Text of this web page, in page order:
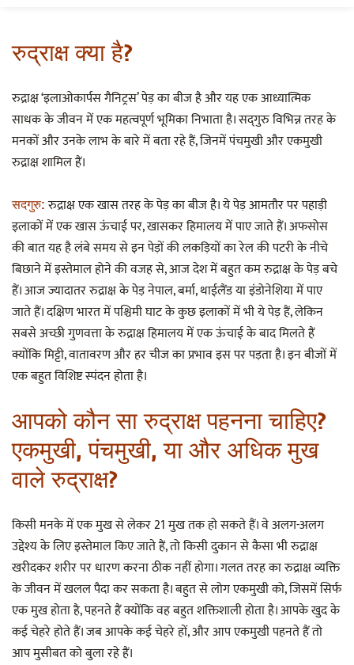
रुद्राक्ष क्या है?
रुद्राक्ष ‘इलाओकार्पस गैनिट्रस’ पेड़ का बीज है और यह एक आध्यात्मिक
साधक के जीवन में एक महत्वपूर्ण भूमिका निभाता है। सद्‌गुरु विभिन्न तरह के
मनकों और उनके लाभ के बारे में बता रहे हैं, जिनमें पंचमुखी और एकमुखी
रुद्राक्ष शामिल हैं।
सदगुरु:रुद्राक्ष एक खास तरह के पेड़ का बीज है। ये पेड़ आमतौर पर पहाड़ी
इलाकों में एक खास ऊंचाई पर, खासकर हिमालय में पाए जाते हैं। अफसोस
की बात यह है लंबे समय से इन पेड़ों की लकड़ियों का रेल की पटरी के नीचे
बिछाने में इस्तेमाल होने की वजह से, आज देश में बहुत कम रुद्राक्ष के पेड़ बचे
हैं। आज ज्यादातर रुद्राक्ष के पेड़ नेपाल, बर्मा, थाईलैंड या इंडोनेशिया में पाए
जाते हैं। दक्षिण भारत में पश्चिमी घाट के कुछ इलाकों में भी ये पेड़ हैं, लेकिन
सबसे अच्छी गुणवत्ता के रुद्राक्ष हिमालय में एक ऊंचाई के बाद मिलते हैं
क्योंकि मिट्टी, वातावरण और हर चीज का प्रभाव इस पर पड़ता है। इन बीजों में
एक बहुत विशिष्ट स्पंदन होता है।
आपको कौन सा रुद्राक्ष पहनना चाहिए?
एकमुखी, पंचमुखी, या और अधिक मुख
वाले रुद्राक्ष?
किसी मनके में एक मुख से लेकर 21 मुख तक हो सकते हैं। वे अलग-अलग
उद्देश्य के लिए इस्तेमाल किए जाते हैं, तो किसी दुकान से कैसा भी रुद्राक्ष
खरीदकर शरीर पर धारण करना ठीक नहीं होगा। गलत तरह का रुद्राक्ष व्यक्ति
के जीवन में खलल पैदा कर सकता है। बहुत से लोग एकमुखी को, जिसमें सिर्फ
एक मुख होता है, पहनते हैं क्योंकि वह बहुत शक्तिशाली होता है। आपके खुद के
कई चेहरे होते हैं। जब आपके कई चेहरे हों, और आप एकमुखी पहनते हैं तो
आप मुसीबत को बुला रहे हैं।